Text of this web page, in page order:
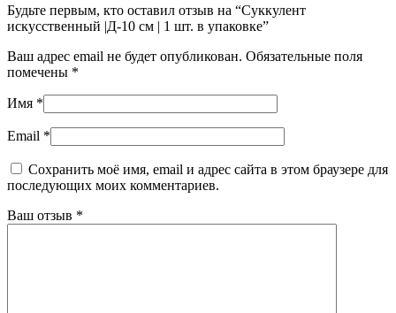
Будьте первым, кто оставил отзыв на “Суккулент
искусственный |Д-10 см | 1 шт. в упаковке”
Ваш адрес email не будет опубликован. Обязательные поля
помечены *
Имя *
Email *
Сохранить моё имя, email и адрес сайта в этом браузере для
последующих моих комментариев.
Ваш отзыв *